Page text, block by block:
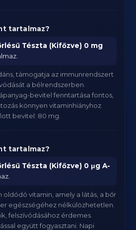
tartalmaz?
Tészta (Kifőzve) 0 mg
támogatja az immunrendszert
a bélrendszerben.
bevitel fenntartása fontos,
könnyen vitaminhiányhoz
bevitel: 80 mg.
tartalmaz?
Tészta (Kifőzve) 0 μg A-
oldódó vitamin, amely a látás, a bőr
egészségéhez nélkülözhetetlen.
felszívódásához érdemes
együtt fogyasztani. Napi